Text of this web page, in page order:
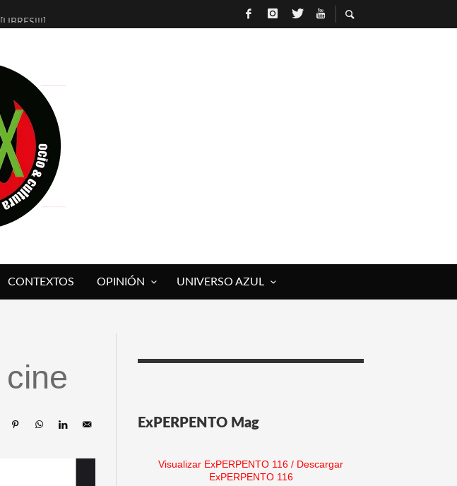
CLAUDIO TOLCACHIR
TOMATAZO
3.0] EN EXVITA
SENCILLEZ]
A SERRAT
CONTEXTOS OPINIÓN UNIVERSO AZUL
ExPERPENTO Mag
Visualizar ExPERPENTO 116 / Descargar
ExPERPENTO 116